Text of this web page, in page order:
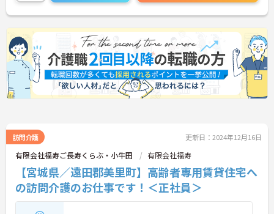
訪問介護 更新日：2024年12月16日
有限会社福寿ご長寿くらぶ・小牛田 有限会社福寿
【宮城県／遠田郡美里町】高齢者専用賃貸住宅へ
の訪問介護のお仕事です！＜正社員＞